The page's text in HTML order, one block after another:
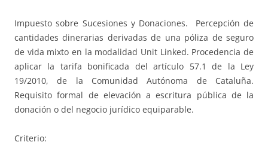
Impuesto sobre Sucesiones y Donaciones. Percepción de
cantidades dinerarias derivadas de una póliza de seguro
de vida mixto en la modalidad Unit Linked. Procedencia de
aplicar la tarifa bonificada del artículo 57.1 de la Ley
19/2010, de la Comunidad Autónoma de Cataluña.
Requisito formal de elevación a escritura pública de la
donación o del negocio jurídico equiparable.
Criterio: